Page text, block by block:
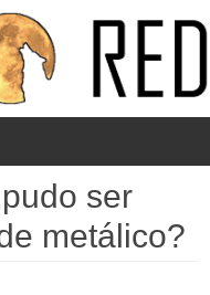
ser
metálico?